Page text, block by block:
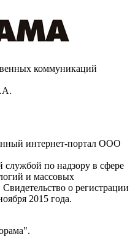
коммуникаций
интернет-портал ООО
службой по надзору в сфере
и массовых
о регистрации
2015 года.